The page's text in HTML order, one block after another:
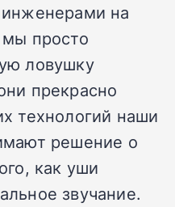
инженерами на
просто
ловушку
прекрасно
технологий наши
решение о
как уши
звучание.